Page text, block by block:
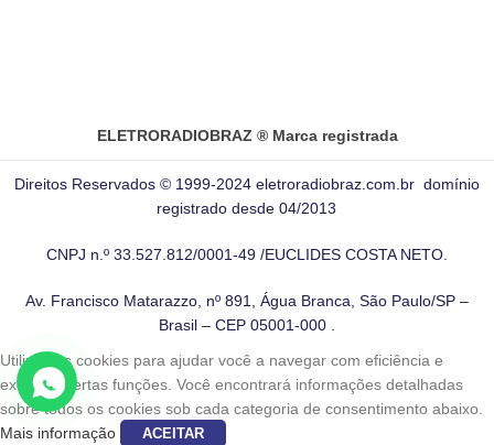
ELETRORADIOBRAZ ® Marca registrada
Direitos Reservados © 1999-2024 eletroradiobraz.com.br domínio
registrado desde 04/2013
CNPJ n.º 33.527.812/0001-49 /EUCLIDES COSTA NETO.
Av. Francisco Matarazzo, nº 891, Água Branca, São Paulo/SP –
Brasil – CEP 05001-000 .
Utilizamos cookies para ajudar você a navegar com eficiência e
executar certas funções. Você encontrará informações detalhadas
sobre todos os cookies sob cada categoria de consentimento abaixo.
Mais informação
ACEITAR